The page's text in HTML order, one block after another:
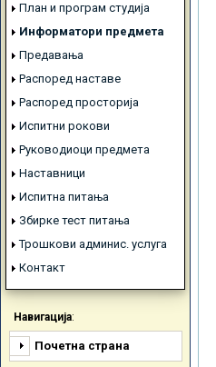
План и програм студија
Информатори предмета
Предавања
Распоред наставе
Распоред просторија
Испитни рокови
Руководиоци предмета
Наставници
Испитна питања
Збирке тест питања
Трошкови админис. услуга
Контакт
Навигација:
Почетна страна